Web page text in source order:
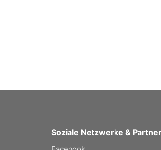
Soziale Netzwerke &